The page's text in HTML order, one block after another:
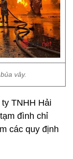
vây.
TNHH Hải
đình chỉ
các quy định